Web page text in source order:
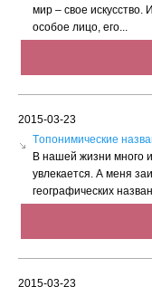
мир – свое искусство.
особое лицо, его...
2015-03-23
Tопонимические
В нашей жизни много
увлекается. А меня
географических
2015-03-23